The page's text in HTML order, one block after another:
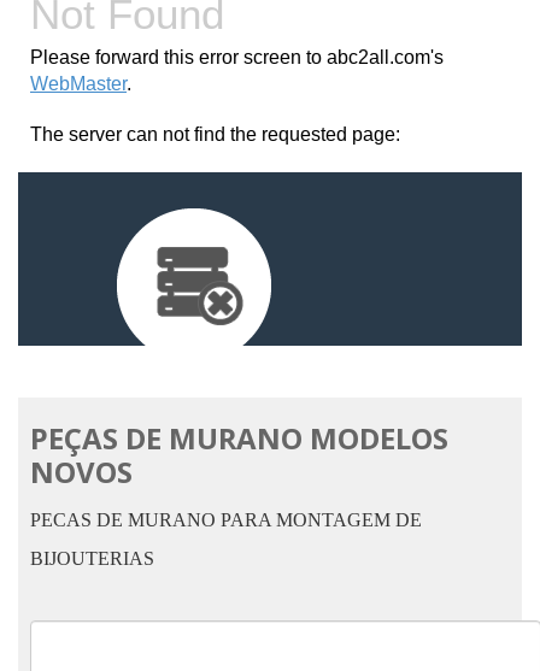
PEÇAS DE MURANO MODELOS
NOVOS
PECAS DE MURANO PARA MONTAGEM DE
BIJOUTERIAS